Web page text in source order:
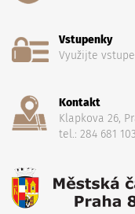
Vstupenky
Využijte
Kontakt
Klapkova 26,
tel.: 284 681